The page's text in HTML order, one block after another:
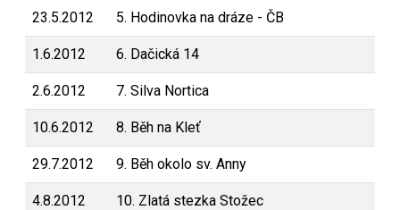
23.5.2012 5. Hodinovka na dráze - ČB
1.6.2012 6. Dačická 14
2.6.2012 7. Silva Nortica
10.6.2012 8. Běh na Kleť
29.7.2012 9. Běh okolo sv. Anny
4.8.2012 10. Zlatá stezka Stožec